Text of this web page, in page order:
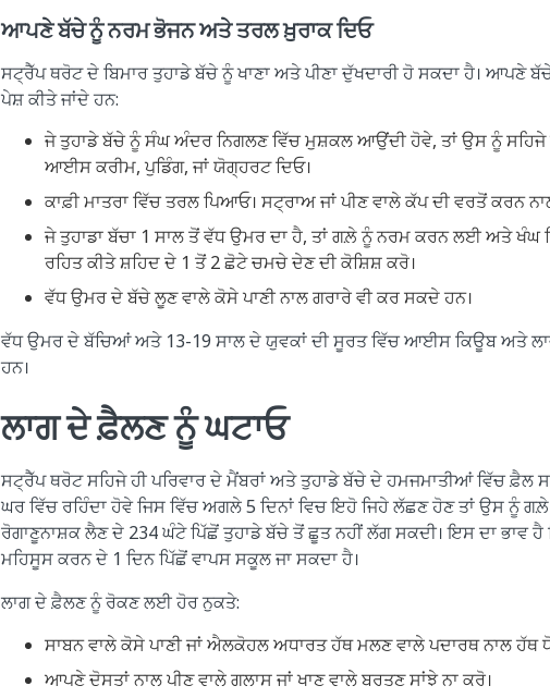
ਆਪਣੇ ਬੱਚੇ ਨੂੰ ਨਰਮ ਭੋਜਨ ਅਤੇ ਤਰਲ ਖ਼ੁਰਾਕ ਦਿਓ
ਸਟ੍ਰੈੱਪ ਥਰੋਟ ਦੇ ਬਿਮਾਰ ਤੁਹਾਡੇ ਬੱਚੇ ਨੂੰ ਖਾਣਾ ਅਤੇ ਪੀਣਾ ਦੁੱਖਦਾਰੀ ਹੋ ਸਕਦਾ ਹੈ।
ਪੇਸ਼ ਕੀਤੇ ਜਾਂਦੇ ਹਨ:
ਜੇ ਤੁਹਾਡੇ ਬੱਚੇ ਨੂੰ ਸੰਘ ਅੰਦਰ ਨਿਗਲਣ ਵਿੱਚ ਮੁਸ਼ਕਲ ਆਉਂਦੀ ਹੋਵੇ, ਤਾਂ ਉਸ ਨੂੰ ਸਹਿਜੇ
ਆਈਸ ਕਰੀਮ, ਪੁਡਿੰਗ, ਜਾਂ ਯੋਗ੍ਹਰਟ ਦਿਓ।
ਕਾਫ਼ੀ ਮਾਤਰਾ ਵਿੱਚ ਤਰਲ ਪਿਆਓ। ਸਟ੍ਰਾਅ ਜਾਂ ਪੀਣ ਵਾਲੇ ਕੱਪ ਦੀ ਵਰਤੋਂ ਕਰਨ
ਜੇ ਤੁਹਾਡਾ ਬੱਚਾ 1 ਸਾਲ ਤੋਂ ਵੱਧ ਉਮਰ ਦਾ ਹੈ, ਤਾਂ ਗਲ਼ੇ ਨੂੰ ਨਰਮ ਕਰਨ ਲਈ ਅਤੇ
ਰਹਿਤ ਕੀਤੇ ਸ਼ਹਿਦ ਦੇ 1 ਤੋਂ 2 ਛੋਟੇ ਚਮਚੇ ਦੇਣ ਦੀ ਕੋਸ਼ਿਸ਼ ਕਰੋ।
ਵੱਧ ਉਮਰ ਦੇ ਬੱਚੇ ਲੂਣ ਵਾਲੇ ਕੋਸੇ ਪਾਣੀ ਨਾਲ ਗਰਾਰੇ ਵੀ ਕਰ ਸਕਦੇ ਹਨ।
ਵੱਧ ਉਮਰ ਦੇ ਬੱਚਿਆਂ ਅਤੇ 13-19 ਸਾਲ ਦੇ ਯੁਵਕਾਂ ਦੀ ਸੂਰਤ ਵਿੱਚ ਆਈਸ ਕਿਊਬ ਅਤੇ
ਹਨ।
ਲਾਗ ਦੇ ਫ਼ੈਲਣ ਨੂੰ ਘਟਾਓ
ਸਟ੍ਰੈੱਪ ਥਰੋਟ ਸਹਿਜੇ ਹੀ ਪਰਿਵਾਰ ਦੇ ਮੈਂਬਰਾਂ ਅਤੇ ਤੁਹਾਡੇ ਬੱਚੇ ਦੇ ਹਮਜਮਾਤੀਆਂ ਵਿੱਚ ਫ਼ੈਲ
ਘਰ ਵਿੱਚ ਰਹਿੰਦਾ ਹੋਵੇ ਜਿਸ ਵਿੱਚ ਅਗਲੇ 5 ਦਿਨਾਂ ਵਿਚ ਇਹੋ ਜਿਹੇ ਲੱਛਣ ਹੋਣ ਤਾਂ ਉਸ ਨੂੰ ਗਲ਼ੇ
ਰੋਗਾਣੂਨਾਸ਼ਕ ਲੈਣ ਦੇ 234 ਘੰਟੇ ਪਿੱਛੋਂ ਤੁਹਾਡੇ ਬੱਚੇ ਤੋਂ ਛੂਤ ਨਹੀਂ ਲੱਗ ਸਕਦੀ। ਇਸ ਦਾ ਭਾਵ ਹੈ
ਮਹਿਸੂਸ ਕਰਨ ਦੇ 1 ਦਿਨ ਪਿੱਛੋਂ ਵਾਪਸ ਸਕੂਲ ਜਾ ਸਕਦਾ ਹੈ।
ਲਾਗ ਦੇ ਫ਼ੈਲਣ ਨੂੰ ਰੋਕਣ ਲਈ ਹੋਰ ਨੁਕਤੇ:
ਸਾਬਨ ਵਾਲੇ ਕੋਸੇ ਪਾਣੀ ਜਾਂ ਐਲਕੋਹਲ ਅਧਾਰਤ ਹੱਥ ਮਲਣ ਵਾਲੇ ਪਦਾਰਥ ਨਾਲ ਹੱਥ
ਆਪਣੇ ਦੋਸਤਾਂ ਨਾਲ ਪੀਣ ਵਾਲੇ ਗਲਾਸ ਜਾਂ ਖਾਣ ਵਾਲੇ ਬਰਤਣ ਸਾਂਝੇ ਨਾ ਕਰੋ।